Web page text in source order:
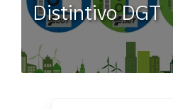
Distintivo DGT